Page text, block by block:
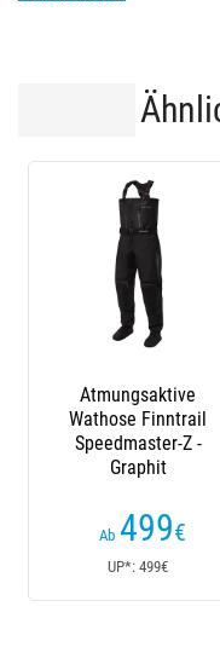
Waders Strumpf
Atmungsaktiv
Finntrail Proguide -
Dunkelgrau
Ab 299
UP*: 299€